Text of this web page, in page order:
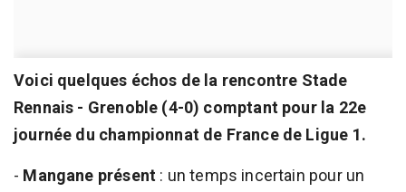
Voici quelques échos de la rencontre Stade
Rennais - Grenoble (4-0) comptant pour la 22e
journée du championnat de France de Ligue 1.
- Mangane présent : un temps incertain pour un